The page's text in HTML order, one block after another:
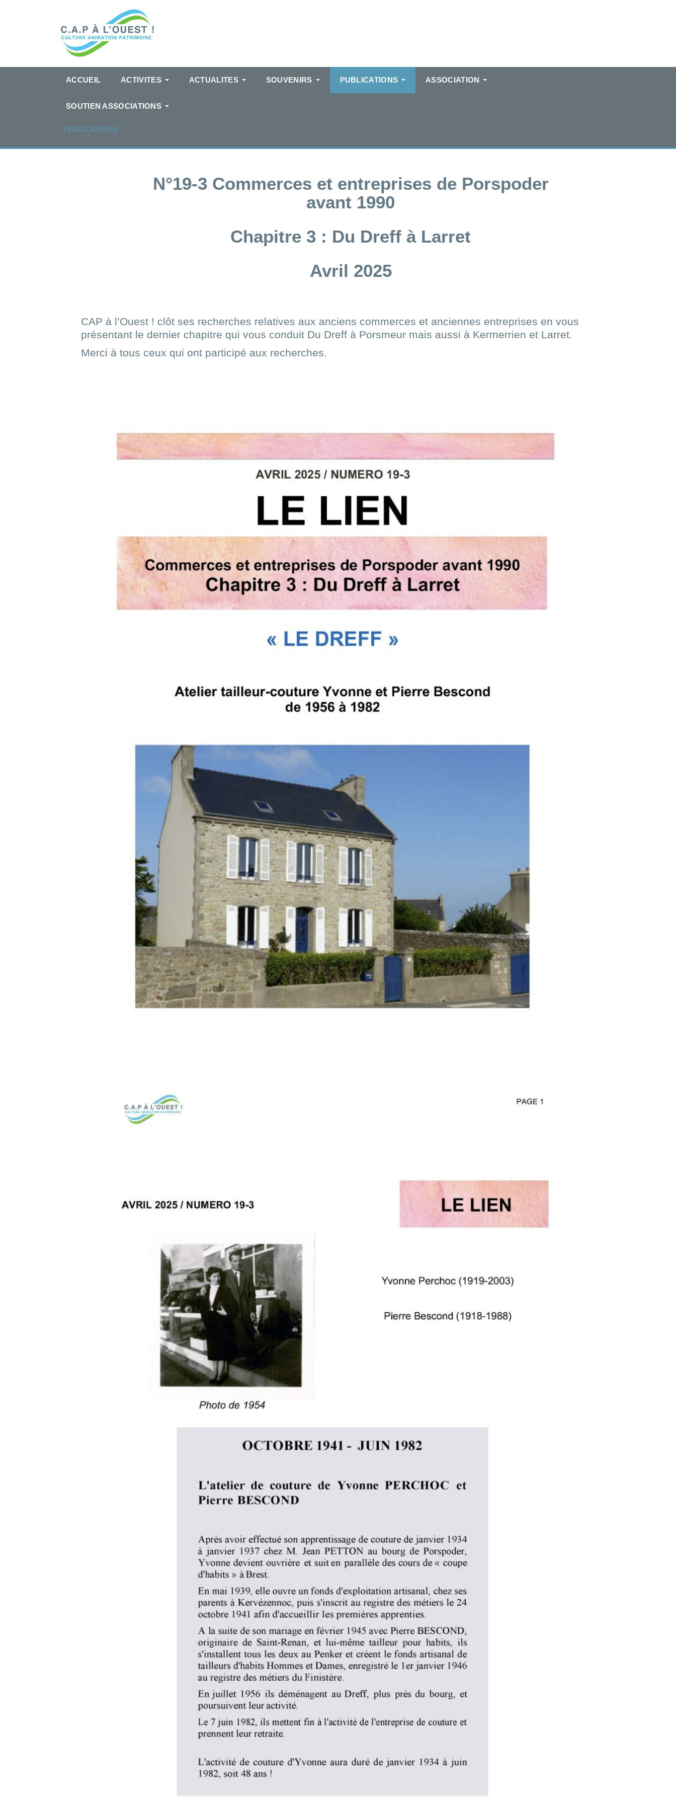
ACCUEIL ACTIVITES ACTUALITES SOUVENIRS PUBLICATIONS ASSOCIATION
SOUTIEN ASSOCIATIONS
PUBLICATIONS
N°19-3 Commerces et entreprises de Porspoder
avant 1990
Chapitre 3 : Du Dreff à Larret
Avril 2025
CAP à l’Ouest ! clôt ses recherches relatives aux anciens commerces et anciennes entreprises en vous
présentant le dernier chapitre qui vous conduit Du Dreff à Porsmeur mais aussi à Kermerrien et Larret.
Merci à tous ceux qui ont participé aux recherches.